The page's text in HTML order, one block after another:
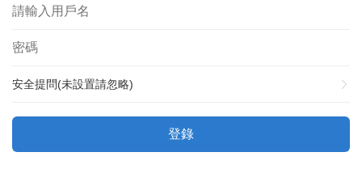
安全提問(未設置請忽略)
登錄